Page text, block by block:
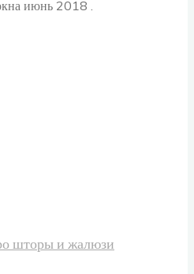
шторы и жалюзи